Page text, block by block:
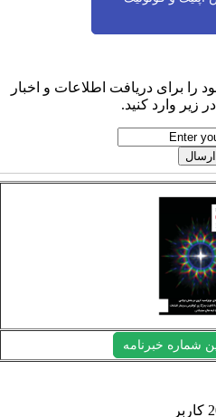
برای دریافت اطلاعات و اخبار
زیر وارد کنید.
شماره خبرنامه